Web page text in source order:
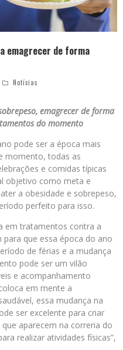
emagrecer de forma
Notícias
emagrecer de forma
do momento
pode ser a época mais
momento, todas as
e comidas típicas
objetivo como meta e
a obesidade e sobrepeso,
perfeito para isso.
em tratamentos contra a
que essa época do ano
de férias e a mudança
pode ser um vilão
e acompanhamento
em mente a
essa mudança na
ser excelente para criar
aparecem na correria do
realizar atividades físicas”,